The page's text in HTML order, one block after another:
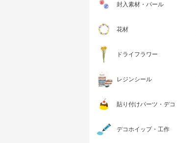
封入素材・パール
花材
ドライフラワー
レジンシール
貼り付けパーツ・デコ
デコホイップ・工作